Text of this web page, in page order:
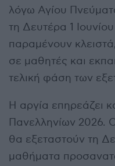
λόγω Αγίου
τη Δευτέρα 1
παραμένουν
σε μαθητές και
τελική φάση των
Η αργία επηρεάζει
Πανελληνίων 2026.
θα εξεταστούν τη
μαθήματα